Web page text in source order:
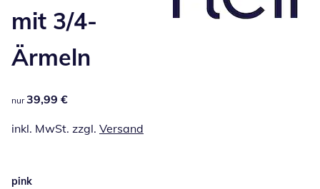
mit 3/4-
Ärmeln
39,99 €
nur 39,99 €
inkl. MwSt. zzgl. Versand
pink